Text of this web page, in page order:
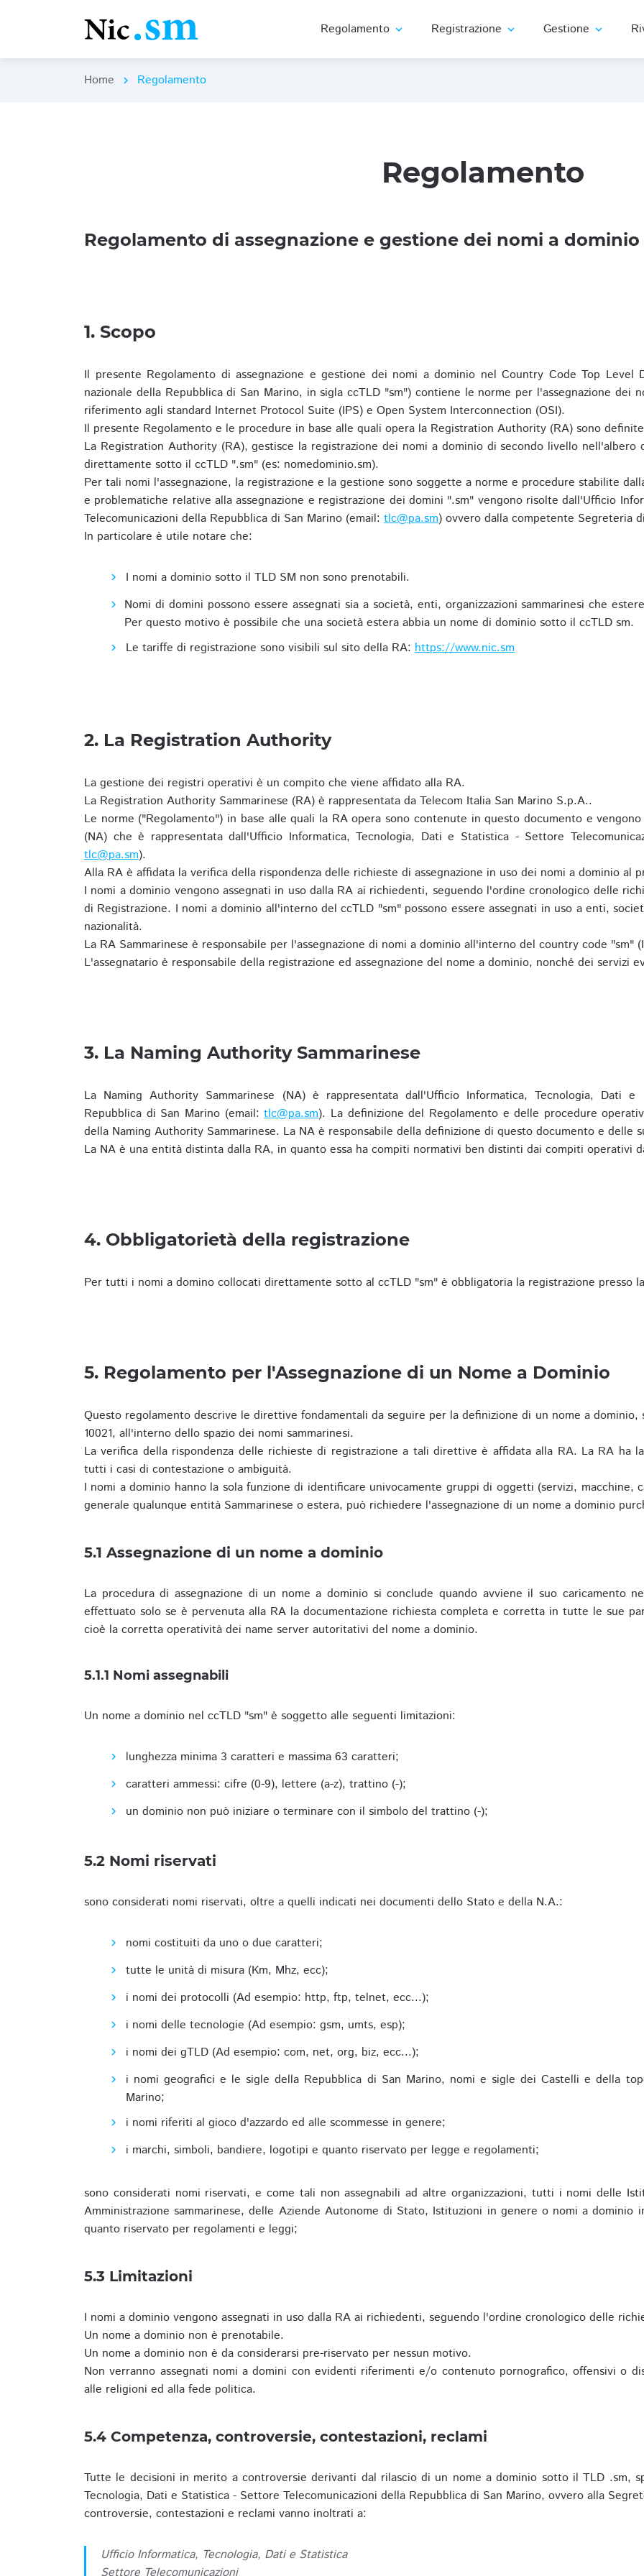
Regolamento expand_more Registrazione expand_more Gestione expand_more
Home chevron_right Regolamento
Regolamento
Regolamento di assegnazione e gestione dei nomi a dominio
1. Scopo
Il presente Regolamento di assegnazione e gestione dei nomi a dominio nel Country Code Top Level
nazionale della Repubblica di San Marino, in sigla ccTLD "sm") contiene le norme per l'assegnazione dei
riferimento agli standard Internet Protocol Suite (IPS) e Open System Interconnection (OSI).
Il presente Regolamento e le procedure in base alle quali opera la Registration Authority (RA) sono
La Registration Authority (RA), gestisce la registrazione dei nomi a dominio di secondo livello nell'albero
direttamente sotto il ccTLD ".sm" (es: nomedominio.sm).
Per tali nomi l'assegnazione, la registrazione e la gestione sono soggette a norme e procedure stabilite
e problematiche relative alla assegnazione e registrazione dei domini ".sm" vengono risolte dall'Ufficio
Telecomunicazioni della Repubblica di San Marino (email: tlc@pa.sm) ovvero dalla competente Segreteria
In particolare è utile notare che:
I nomi a dominio sotto il TLD SM non sono prenotabili.
Nomi di domini possono essere assegnati sia a società, enti, organizzazioni sammarinesi che
Per questo motivo è possibile che una società estera abbia un nome di dominio sotto il ccTLD sm.
Le tariffe di registrazione sono visibili sul sito della RA: https://www.nic.sm
2. La Registration Authority
La gestione dei registri operativi è un compito che viene affidato alla RA.
La Registration Authority Sammarinese (RA) è rappresentata da Telecom Italia San Marino S.p.A..
Le norme ("Regolamento") in base alle quali la RA opera sono contenute in questo documento e
(NA) che è rappresentata dall'Ufficio Informatica, Tecnologia, Dati e Statistica - Settore
tlc@pa.sm).
Alla RA è affidata la verifica della rispondenza delle richieste di assegnazione in uso dei nomi a dominio al
I nomi a dominio vengono assegnati in uso dalla RA ai richiedenti, seguendo l'ordine cronologico delle
di Registrazione. I nomi a dominio all'interno del ccTLD "sm" possono essere assegnati in uso a enti,
nazionalità.
La RA Sammarinese è responsabile per l'assegnazione di nomi a dominio all'interno del country code "sm"
L'assegnatario è responsabile della registrazione ed assegnazione del nome a dominio, nonché dei servizi
3. La Naming Authority Sammarinese
La Naming Authority Sammarinese (NA) è rappresentata dall'Ufficio Informatica, Tecnologia, Dati
Repubblica di San Marino (email:tlc@pa.sm). La definizione del Regolamento e delle procedure
della Naming Authority Sammarinese. La NA è responsabile della definizione di questo documento e delle
La NA è una entità distinta dalla RA, in quanto essa ha compiti normativi ben distinti dai compiti operativi
4. Obbligatorietà della registrazione
Per tutti i nomi a domino collocati direttamente sotto al ccTLD "sm" è obbligatoria la registrazione presso
5. Regolamento per l'Assegnazione di un Nome a Dominio
Questo regolamento descrive le direttive fondamentali da seguire per la definizione di un nome a
10021, all'interno dello spazio dei nomi sammarinesi.
La verifica della rispondenza delle richieste di registrazione a tali direttive è affidata alla RA. La RA ha
tutti i casi di contestazione o ambiguità.
I nomi a dominio hanno la sola funzione di identificare univocamente gruppi di oggetti (servizi, macchine,
generale qualunque entità Sammarinese o estera, può richiedere l'assegnazione di un nome a dominio
5.1 Assegnazione di un nome a dominio
La procedura di assegnazione di un nome a dominio si conclude quando avviene il suo caricamento
effettuato solo se è pervenuta alla RA la documentazione richiesta completa e corretta in tutte le sue
cioè la corretta operatività dei name server autoritativi del nome a dominio.
5.1.1 Nomi assegnabili
Un nome a dominio nel ccTLD "sm" è soggetto alle seguenti limitazioni:
lunghezza minima 3 caratteri e massima 63 caratteri;
caratteri ammessi: cifre (0-9), lettere (a-z), trattino (-);
un dominio non può iniziare o terminare con il simbolo del trattino (-);
5.2 Nomi riservati
sono considerati nomi riservati, oltre a quelli indicati nei documenti dello Stato e della N.A.:
nomi costituiti da uno o due caratteri;
tutte le unità di misura (Km, Mhz, ecc);
i nomi dei protocolli (Ad esempio: http, ftp, telnet, ecc...);
i nomi delle tecnologie (Ad esempio: gsm, umts, esp);
i nomi dei gTLD (Ad esempio: com, net, org, biz, ecc...);
i nomi geografici e le sigle della Repubblica di San Marino, nomi e sigle dei Castelli e della
Marino;
i nomi riferiti al gioco d'azzardo ed alle scommesse in genere;
i marchi, simboli, bandiere, logotipi e quanto riservato per legge e regolamenti;
sono considerati nomi riservati, e come tali non assegnabili ad altre organizzazioni, tutti i nomi delle
Amministrazione sammarinese, delle Aziende Autonome di Stato, Istituzioni in genere o nomi a dominio
quanto riservato per regolamenti e leggi;
5.3 Limitazioni
I nomi a dominio vengono assegnati in uso dalla RA ai richiedenti, seguendo l'ordine cronologico delle
Un nome a dominio non è prenotabile.
Un nome a dominio non è da considerarsi pre-riservato per nessun motivo.
Non verranno assegnati nomi a domini con evidenti riferimenti e/o contenuto pornografico, offensivi o
alle religioni ed alla fede politica.
5.4 Competenza, controversie, contestazioni, reclami
Tutte le decisioni in merito a controversie derivanti dal rilascio di un nome a dominio sotto il TLD .sm,
Tecnologia, Dati e Statistica - Settore Telecomunicazioni della Repubblica di San Marino, ovvero alla
controversie, contestazioni e reclami vanno inoltrati a:
Ufficio Informatica, Tecnologia, Dati e Statistica